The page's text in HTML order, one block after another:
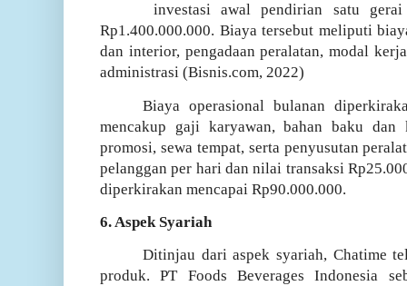
investasi awal pendirian satu
Rp1.400.000.000. Biaya tersebut meliputi
dan interior, pengadaan peralatan, modal
administrasi (Bisnis.com, 2022)
Biaya operasional bulanan
mencakup gaji karyawan, bahan baku
promosi, sewa tempat, serta penyusutan
pelanggan per hari dan nilai transaksi
diperkirakan mencapai Rp90.000.000.
6. Aspek Syariah
Ditinjau dari aspek syariah, Chatime
produk. PT Foods Beverages Indonesia